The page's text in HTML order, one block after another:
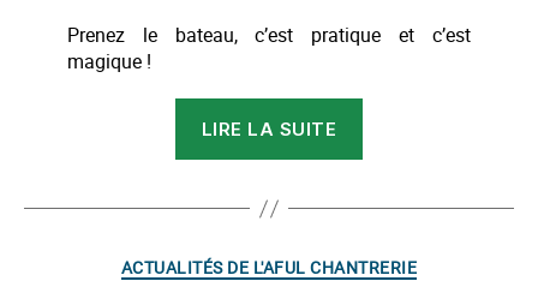
Prenez le bateau, c’est pratique et c’est
magique !
LIRE LA SUITE
Catégories
ACTUALITÉS DE L'AFUL CHANTRERIE